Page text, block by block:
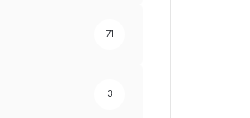
71
3